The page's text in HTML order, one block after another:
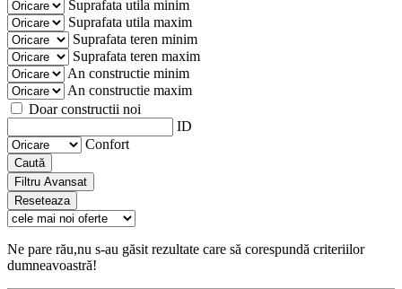
Suprafata utila minim
Suprafata utila maxim
Suprafata teren minim
Suprafata teren maxim
An constructie minim
An constructie maxim
Doar constructii noi
ID
Confort
Caută
Filtru Avansat
Reseteaza
Ne pare rău,nu s-au găsit rezultate care să corespundă criteriilor
dumneavoastră!